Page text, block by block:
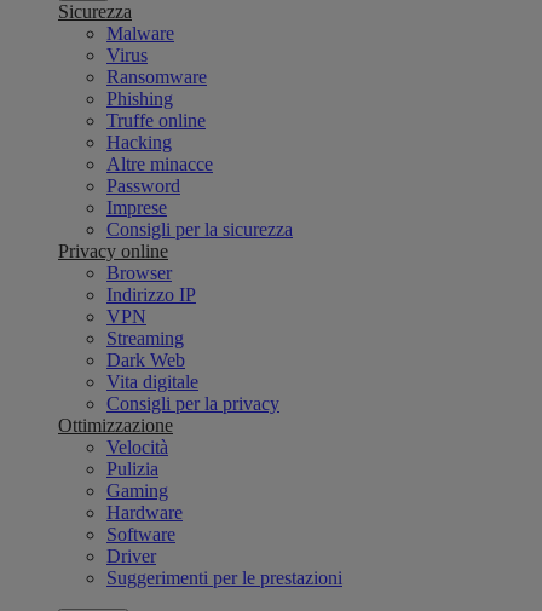
Sicurezza
Malware
Virus
Ransomware
Phishing
Truffe online
Hacking
Altre minacce
Password
Imprese
Consigli per la sicurezza
Privacy online
Browser
Indirizzo IP
VPN
Streaming
Dark Web
Vita digitale
Consigli per la privacy
Ottimizzazione
Velocità
Pulizia
Gaming
Hardware
Software
Driver
Suggerimenti per le prestazioni